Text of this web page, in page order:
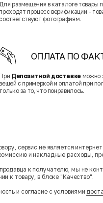
размещения в каталоге товары
процесс верификации -
соответствуют фотографиям.
ОПЛАТА ПО
Депозитной доставке можно
с примеркой и оплатой при
только за то, что понравилось.
сервис не является
и накладные расходы,
к получателю, мы не
к товару, в блоке "Качество".
и согласие с условиями